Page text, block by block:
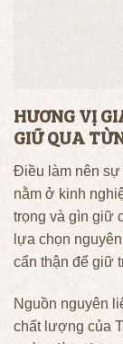
HƯƠNG VỊ
GIỮ QUA
Điều làm nên sự
nằm ở kinh
trọng và gìn giữ
lựa chọn
cẩn thận để giữ
Nguồn nguyên
chất lượng của